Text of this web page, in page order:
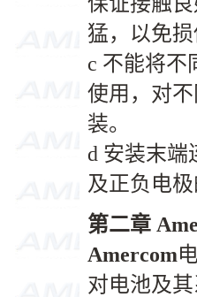
猛，以免损
c 不能将不
使用，对
装。
d 安装末端
及正负电
第二章
Amercom
对电池及